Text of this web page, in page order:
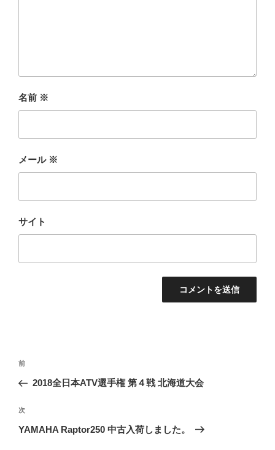
名前 ※
メール ※
サイト
投
ナ
ビ
ゲ
過
去
投
前
2018全日本ATV選手権 第４戦 北海道大会
次
の
次
YAMAHA Raptor250 中古入荷しました。